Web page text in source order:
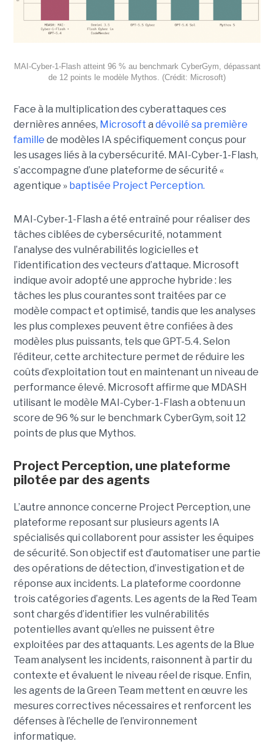
MAI-Cyber-1-Flash atteint 96 % au benchmark CyberGym, dépassant
de 12 points le modèle Mythos. (Crédit: Microsoft)
Face à la multiplication des cyberattaques ces
dernières années, Microsoft a dévoilé sa première
famille de modèles IA spécifiquement conçus pour
les usages liés à la cybersécurité. MAI-Cyber-1-Flash,
s’accompagne d’une plateforme de sécurité «
agentique » baptisée Project Perception.
MAI-Cyber-1-Flash a été entraîné pour réaliser des
tâches ciblées de cybersécurité, notamment
l’analyse des vulnérabilités logicielles et
l’identification des vecteurs d’attaque. Microsoft
indique avoir adopté une approche hybride : les
tâches les plus courantes sont traitées par ce
modèle compact et optimisé, tandis que les analyses
les plus complexes peuvent être confiées à des
modèles plus puissants, tels que GPT-5.4. Selon
l’éditeur, cette architecture permet de réduire les
coûts d’exploitation tout en maintenant un niveau de
performance élevé. Microsoft affirme que MDASH
utilisant le modèle MAI-Cyber-1-Flash a obtenu un
score de 96 % sur le benchmark CyberGym, soit 12
points de plus que Mythos.
Project Perception, une plateforme
pilotée par des agents
L’autre annonce concerne Project Perception, une
plateforme reposant sur plusieurs agents IA
spécialisés qui collaborent pour assister les équipes
de sécurité. Son objectif est d’automatiser une partie
des opérations de détection, d’investigation et de
réponse aux incidents. La plateforme coordonne
trois catégories d’agents. Les agents de la Red Team
sont chargés d’identifier les vulnérabilités
potentielles avant qu’elles ne puissent être
exploitées par des attaquants. Les agents de la Blue
Team analysent les incidents, raisonnent à partir du
contexte et évaluent le niveau réel de risque. Enfin,
les agents de la Green Team mettent en œuvre les
mesures correctives nécessaires et renforcent les
défenses à l’échelle de l’environnement
informatique.